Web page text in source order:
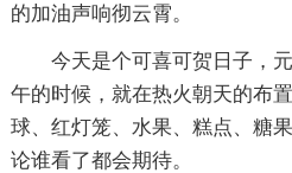
的加油声响彻云霄。
今天是个可喜可贺日子，
午的时候，就在热火朝天的布
球、红灯笼、水果、糕点、糖
论谁看了都会期待。